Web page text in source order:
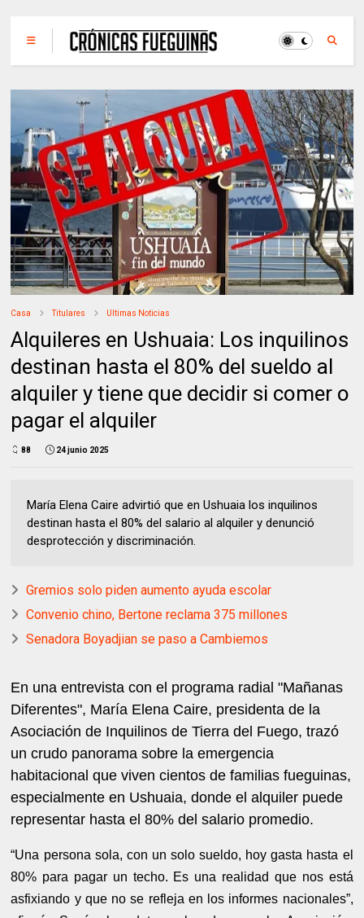
Casa Titulares Ultimas Noticias
Alquileres en Ushuaia: Los inquilinos
destinan hasta el 80% del sueldo al
alquiler y tiene que decidir si comer o
pagar el alquiler
88 24 junio 2025
María Elena Caire advirtió que en Ushuaia los inquilinos
destinan hasta el 80% del salario al alquiler y denunció
desprotección y discriminación.
Gremios solo piden aumento ayuda escolar
Convenio chino, Bertone reclama 375 millones
Senadora Boyadjian se paso a Cambiemos
En una entrevista con el programa radial "Mañanas
Diferentes", María Elena Caire, presidenta de la
Asociación de Inquilinos de Tierra del Fuego, trazó
un crudo panorama sobre la emergencia
habitacional que viven cientos de familias fueguinas,
especialmente en Ushuaia, donde el alquiler puede
representar hasta el 80% del salario promedio.
“Una persona sola, con un solo sueldo, hoy gasta hasta el
80% para pagar un techo. Es una realidad que nos está
asfixiando y que no se refleja en los informes nacionales”,